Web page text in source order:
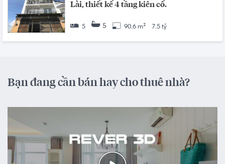
Lài, thiết kế 4 tầng kiên cố.
5 5 90.6 m² 7.5 tỷ
Bạn đang cần bán hay cho thuê nhà?